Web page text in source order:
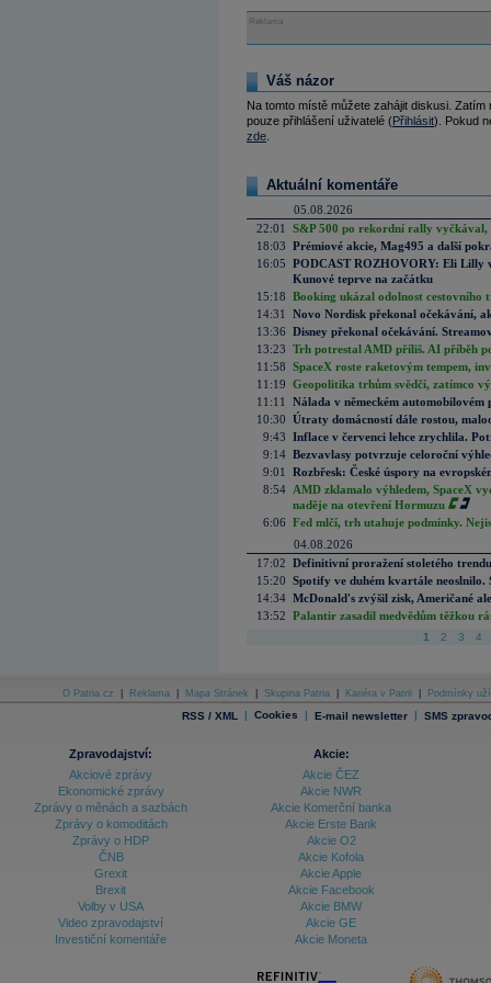
Reklama
Váš názor
Na tomto místě můžete zahájit diskusi.
pouze přihlášení uživatelé (Přihlásit). Pokud
zde
Aktuální komentáře
05.08.2026
22:01
S&P 500 po rekordní rally vyčkával,
18:03 Prémiové akcie, Mag495 a další
16:05 PODCAST ROZHOVORY: Eli Lilly
Kunové teprve na začátku
15:18 Booking ukázal odolnost cestovního
14:31
Novo Nordisk překonal očekávání,
13:36 Disney překonal očekávání.
13:23 Trh potrestal AMD příliš. AI příběh
11:58 SpaceX roste raketovým tempem,
11:19 Geopolitika trhům svědčí, zatímco
11:11
Nálada v německém automobilovém
10:30 Útraty domácností dále rostou,
9:43 Inflace v červenci lehce zrychlila.
9:14 Bezvavlasy potvrzuje celoroční
9:01
Rozbřesk: České úspory na
8:54 AMD zklamalo výhledem, SpaceX
naděje na otevření Hormuzu
6:06 Fed mlčí, trh utahuje podmínky.
04.08.2026
17:02 Definitivní proražení stoletého
15:20 Spotify ve duhém kvartále neoslnilo.
14:34 McDonald's zvýšil zisk, Američané
13:52 Palantir zasadil medvědům těžkou
1 2 3 4
O Patria.cz Reklama Mapa Stránek Skupina Patria Kariéra v Patrii Podmínky
RSS / XML | Cookies | E-mail newsletter | SMS
Zpravodajství:
Akciové zprávy
Ekonomické zprávy
Zprávy o měnách a sazbách
Zprávy o komoditách
Zprávy o HDP
ČNB
Grexit
Brexit
Volby v USA
Video zpravodajství
Investiční komentáře
Akcie:
Akcie ČEZ
Akcie NWR
Akcie Komerční banka
Akcie Erste Bank
Akcie O2
Akcie Kofola
Akcie Apple
Akcie Facebook
Akcie BMW
Akcie GE
Akcie Moneta